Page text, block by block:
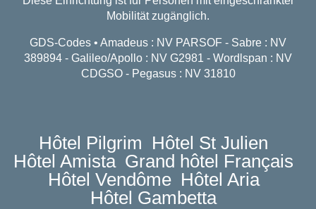
Mobilität zugänglich.
GDS-Codes • Amadeus : NV PARSOF - Sabre : NV
389894 - Galileo/Apollo : NV G2981 - Wordlspan : NV
CDGSO - Pegasus : NV 31810
Hôtel Pilgrim
Hôtel St Julien
Hôtel Amista Grand hôtel Français
Hôtel Vendôme Hôtel Aria
Hôtel Gambetta